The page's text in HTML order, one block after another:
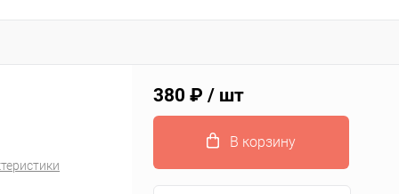
380 ₽ / шт
В корзину